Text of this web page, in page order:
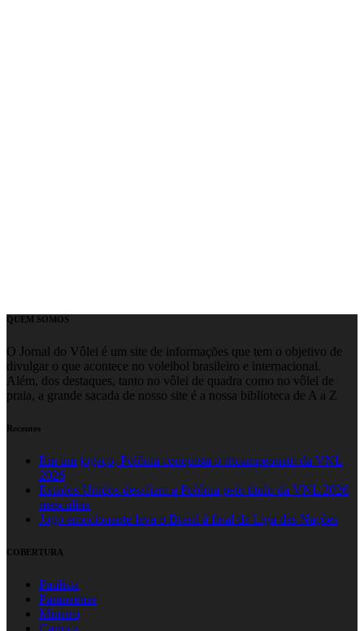
QUEM SOMOS
O Jornal do Vôlei é um site de informações que tem o objetivo de
divulgar o que acontece no voleibol brasileiro e internacional.
Além, dos destaques, tanto no vôlei de quadra como no vôlei de
praia, a grande sacada de nosso site é a nossa biblioteca de A a Z
Recentes
Em um jogaço, Polônia conquista o tricampeonato da VNL
2026
Estados Unidos desafiam a Polônia pelo título da VNL 2026
masculina
Jogo emocionante leva o Brasil à final da Liga das Nações
COBERTURA
Paulista
Paranaense
Mineiro
Carioca